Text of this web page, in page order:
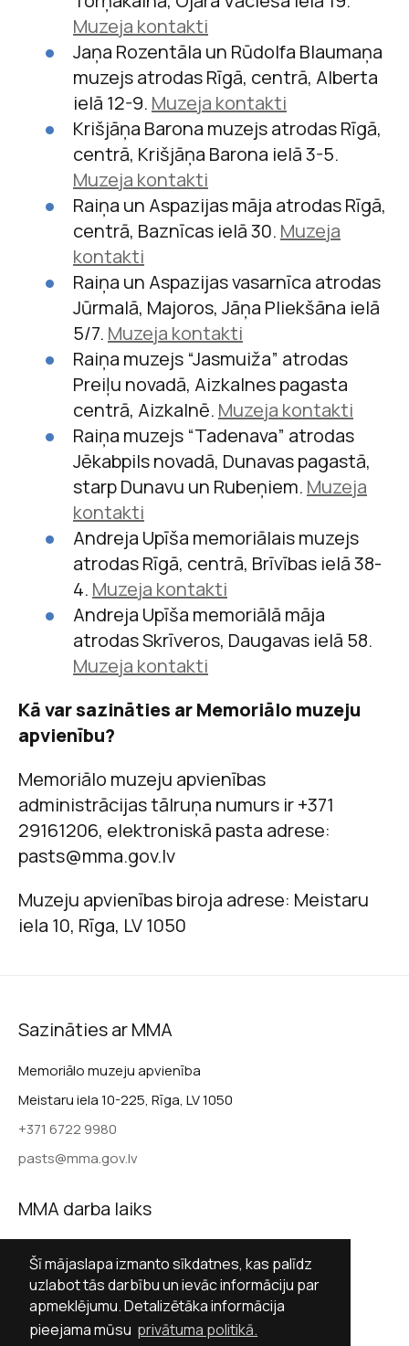
Šī mājaslapa izmanto sīkdatnes, kas palīdz
uzlabot tās darbību un ievāc informāciju par
apmeklējumu. Detalizētāka informācija
pieejama mūsu privātuma politikā.
Muzeja kontakti
Jaņa Rozentāla un Rūdolfa Blaumaņa
muzejs atrodas Rīgā, centrā, Alberta
ielā 12-9. Muzeja kontakti
Krišjāņa Barona muzejs atrodas Rīgā,
centrā, Krišjāņa Barona ielā 3-5.
Muzeja kontakti
Raiņa un Aspazijas māja atrodas Rīgā,
centrā, Baznīcas ielā 30. Muzeja
kontakti
Raiņa un Aspazijas vasarnīca atrodas
Jūrmalā, Majoros, Jāņa Pliekšāna ielā
5/7. Muzeja kontakti
Raiņa muzejs “Jasmuiža” atrodas
Preiļu novadā, Aizkalnes pagasta
centrā, Aizkalnē. Muzeja kontakti
Raiņa muzejs “Tadenava” atrodas
Jēkabpils novadā, Dunavas pagastā,
starp Dunavu un Rubeņiem. Muzeja
kontakti
Andreja Upīša memoriālais muzejs
atrodas Rīgā, centrā, Brīvības ielā 38-
4. Muzeja kontakti
Andreja Upīša memoriālā māja
atrodas Skrīveros, Daugavas ielā 58.
Muzeja kontakti
Kā var sazināties ar Memoriālo muzeju
apvienību?
Memoriālo muzeju apvienības
administrācijas tālruņa numurs ir +371
29161206, elektroniskā pasta adrese:
pasts@mma.gov.lv
Muzeju apvienības biroja adrese: Meistaru
iela 10, Rīga, LV 1050
Sazināties ar MMA
Memoriālo muzeju apvienība
Meistaru iela 10-225, Rīga, LV 1050
+371 6722 9980
pasts@mma.gov.lv
MMA darba laiks
Sestdienās slēgts
Svētdienās slēgts